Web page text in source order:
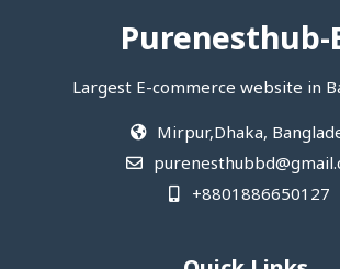
Purenesthub-
Largest E-commerce website in
Mirpur,Dhaka,
+8801886650127